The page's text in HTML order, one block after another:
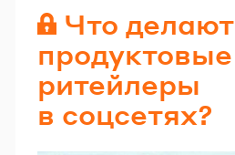
Что делают
продуктовые
ритейлеры
в соцсетях?